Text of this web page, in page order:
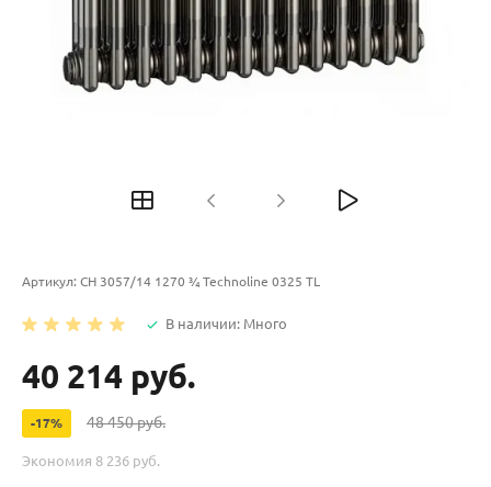
Артикул: CH 3057/14 1270 ¾ Technoline 0325 TL
В наличии: Много
40 214 руб.
-17% 48 450 руб.
Экономия 8 236 руб.